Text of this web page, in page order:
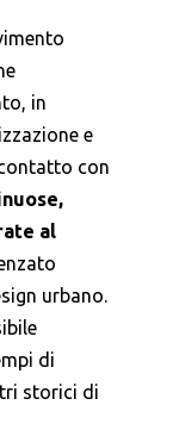
in
e
con
al
urbano.
di
storici di